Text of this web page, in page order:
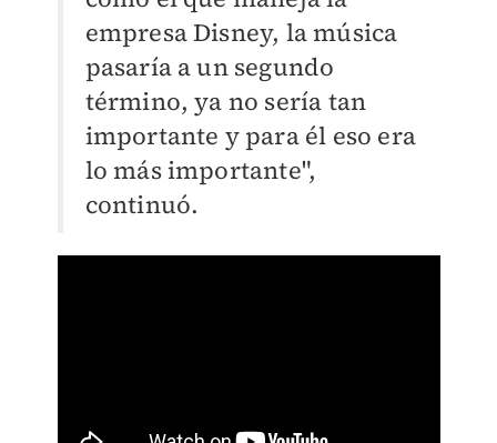
empresa Disney, la música
pasaría a un segundo
término, ya no sería tan
importante y para él eso era
lo más importante",
continuó.